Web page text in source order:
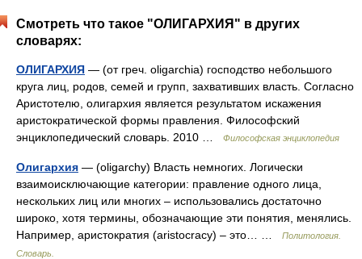
Смотреть что такое "ОЛИГАРХИЯ" в других
словарях:
ОЛИГАРХИЯ — (от греч. oligarchia) господство небольшого
круга лиц, родов, семей и групп, захвативших власть. Согласно
Аристотелю, олигархия является результатом искажения
аристократической формы правления. Философский
энциклопедический словарь. 2010 …
Философская энциклопедия
Олигархия — (оligarchy) Власть немногих. Логически
взаимоисключающие категории: правление одного лица,
нескольких лиц или многих – использовались достаточно
широко, хотя термины, обозначающие эти понятия, менялись.
Например, аристократия (aristocracy) – это… …
Политология.
Словарь.